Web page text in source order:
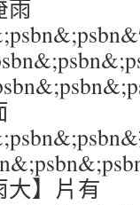
雨
】片有